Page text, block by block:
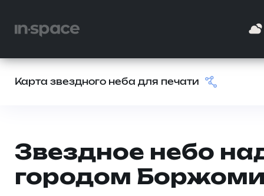
Карта звездного неба для печати
Звездное небо
городом